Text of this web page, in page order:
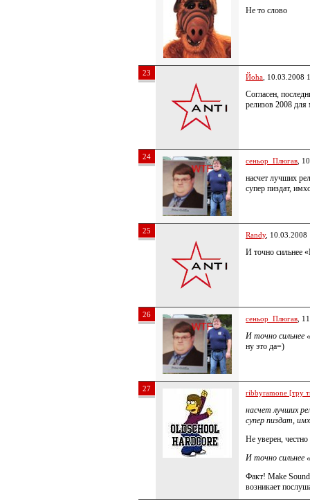
Не то слово
23 Йoha , 10.03.2008
Согласен,
релизов 2008 для
24 сеньор_Плюгав ,
насчет лучших
супер пиздат,
25 Randy, 10.03.2008
И точно сильнее
26 сеньор_Плюгав ,
И точно сильнее
ну это да=)
27 ribbyramone [тру
насчет лучших
супер пиздат,
Не уверен,
И точно сильнее
Факт! Make
возникает